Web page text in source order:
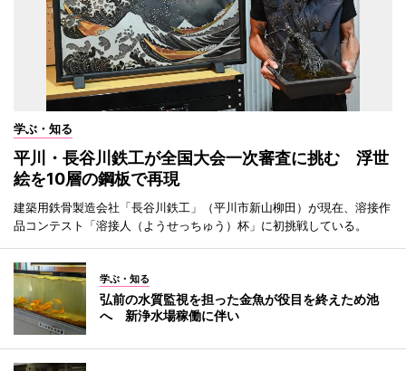
学ぶ・知る
平川・長谷川鉄工が全国大会一次審査に挑む 浮世
絵を10層の鋼板で再現
建築用鉄骨製造会社「長谷川鉄工」（平川市新山柳田）が現在、溶接作
品コンテスト「溶接人（ようせっちゅう）杯」に初挑戦している。
学ぶ・知る
弘前の水質監視を担った金魚が役目を終えため池
へ 新浄水場稼働に伴い